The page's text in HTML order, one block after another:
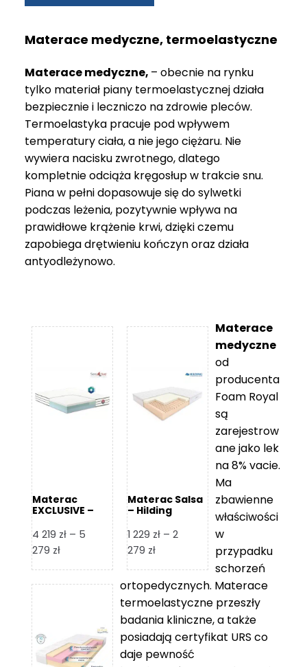
Materace medyczne, termoelastyczne
Materace medyczne, – obecnie na rynku
tylko materiał piany termoelastycznej działa
bezpiecznie i leczniczo na zdrowie pleców.
Termoelastyka pracuje pod wpływem
temperatury ciała, a nie jego ciężaru. Nie
wywiera nacisku zwrotnego, dlatego
kompletnie odciąża kręgosłup w trakcie snu.
Piana w pełni dopasowuje się do sylwetki
podczas leżenia, pozytywnie wpływa na
prawidłowe krążenie krwi, dzięki czemu
zapobiega drętwieniu kończyn oraz działa
antyodleżynowo.
Materac
EXCLUSIVE –
4 219 zł – 5
279 złZakres
od
5
279 zł
Materac Salsa
– Hilding
1 229 zł – 2
279 złZakres
od
1
229 zł
2
279 zł
Materace
medyczne
od
producenta
Foam Royal
są
zarejestrow
ane jako lek
na 8% vacie.
Ma
zbawienne
właściwości
w
przypadku
schorzeń
ortopedycznych. Materace
termoelastyczne przeszły
badania kliniczne, a także
posiadają certyfikat URS co
daje pewność